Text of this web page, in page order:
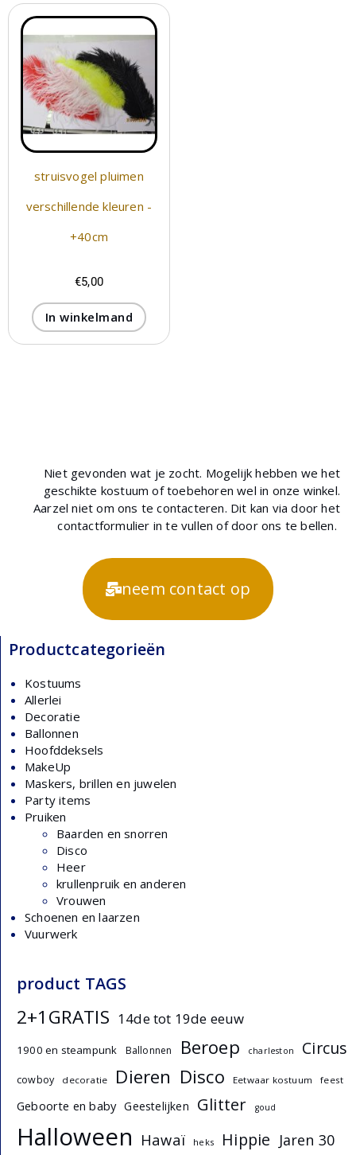
struisvogel pluimen
verschillende kleuren -
+40cm
€5,00
In winkelmand
Niet gevonden wat je zocht. Mogelijk hebben we het
geschikte kostuum of toebehoren wel in onze winkel.
Aarzel niet om ons te contacteren. Dit kan via door het
contactformulier in te vullen of door ons te bellen.
neem contact op
Productcategorieën
Kostuums
Allerlei
Decoratie
Ballonnen
Hoofddeksels
MakeUp
Maskers, brillen en juwelen
Party items
Pruiken
Baarden en snorren
Disco
Heer
krullenpruik en anderen
Vrouwen
Schoenen en laarzen
Vuurwerk
product TAGS
2+1GRATIS 14de tot 19de eeuw
1900 en steampunk Ballonnen Beroep charleston Circus
cowboy decoratie Dieren Disco Eetwaar kostuum feest
Geboorte en baby Geestelijken Glitter goud
Halloween Hawaï heks Hippie Jaren 30